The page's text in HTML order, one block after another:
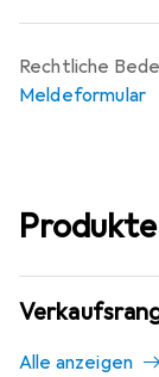
Rechtliche
Meldeformular
Alle anzeigen